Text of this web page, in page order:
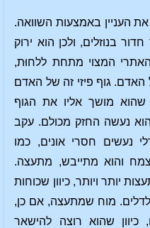
העניין באמצעות השוואה.
בנוזלים, ולכן הוא ירוק
המצוי מתחת ללחוּת,
האדם. גוף פיזי זה של האדם
מושך אליו את הגוף
נעשה החזק מכולם. עקב
נעשים חסרי אונים, כמו
והוא מתייבש, מתעצה.
יותר ויותר, כיוון שכוחות
מוח שמתעצה, אם כן,
שהוא רוצה להישאר